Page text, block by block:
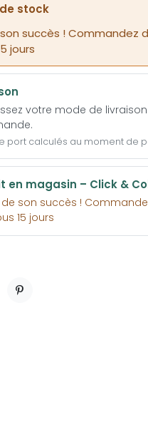
stock
succès ! Commandez
jours
votre mode de
port calculés au moment de
en magasin – Click &
son succès !
15 jours